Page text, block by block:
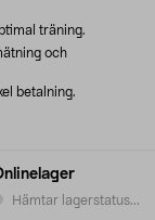
Hämtar lagerstatus...
träning.
och
betalning.